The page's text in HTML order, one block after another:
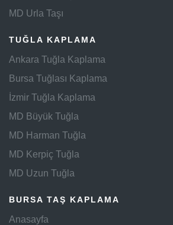
MD Urla Taşı
TUĞLA KAPLAMA
Ankara Tuğla Kaplama
Bursa Tuğlası Kaplama
İzmir Tuğla Kaplama
MD Büyük Tuğla
MD Harman Tuğla
MD Kerpiç Tuğla
MD Uzun Tuğla
BURSA TAŞ KAPLAMA
Anasayfa